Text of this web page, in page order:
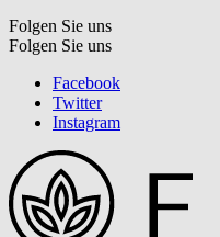
Folgen Sie uns
Folgen Sie uns
Facebook
Twitter
Instagram